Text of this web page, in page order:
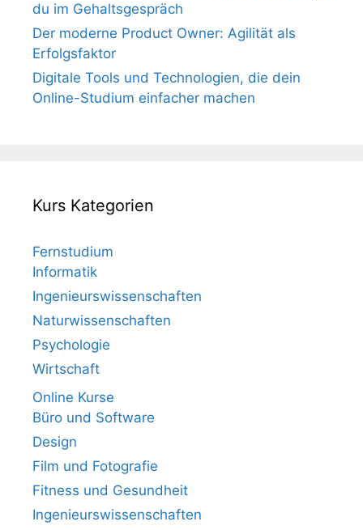
du im Gehaltsgespräch
Der moderne Product Owner: Agilität als
Erfolgsfaktor
Digitale Tools und Technologien, die dein
Online-Studium einfacher machen
Kurs Kategorien
Fernstudium
Informatik
Ingenieurswissenschaften
Naturwissenschaften
Psychologie
Wirtschaft
Online Kurse
Büro und Software
Design
Film und Fotografie
Fitness und Gesundheit
Ingenieurswissenschaften